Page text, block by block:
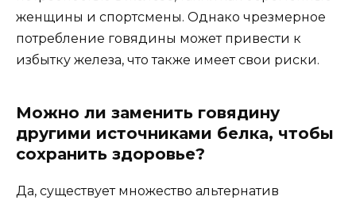
женщины и спортсмены. Однако чрезмерное
потребление говядины может привести к
избытку железа, что также имеет свои риски.
Можно ли заменить говядину
другими источниками белка, чтобы
сохранить здоровье?
Да, существует множество альтернатив